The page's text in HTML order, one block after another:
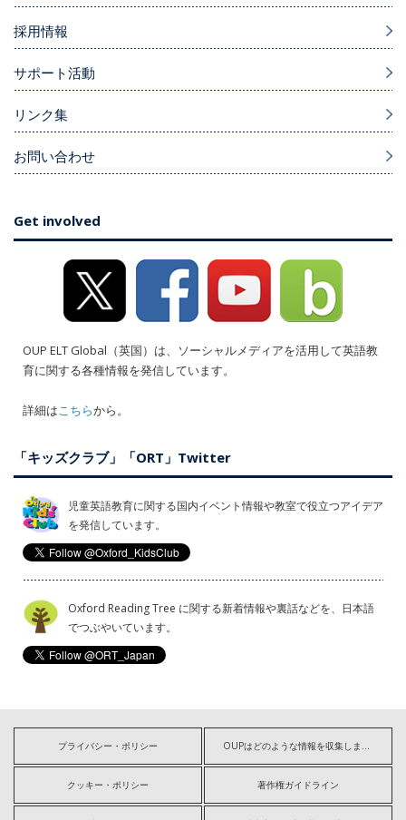
採用情報
サポート活動
リンク集
お問い合わせ
Get involved
OUP ELT Global（英国）は、ソーシャルメディアを活用して英語教
育に関する各種情報を発信しています。
詳細はこちらから。
「キッズクラブ」「ORT」Twitter
児童英語教育に関する国内イベント情報や教室で役立つアイデア
を発信しています。
Oxford Reading Tree に関する新着情報や裏話などを、日本語
でつぶやいています。
プライバシー・ポリシー OUPはどのような情報を収集しますか?
クッキー・ポリシー 著作権ガイドライン